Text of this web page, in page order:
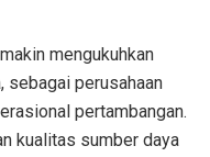
mengukuhkan
sebagai perusahaan
pertambangan.
kualitas sumber daya